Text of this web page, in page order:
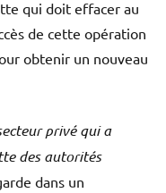
qui doit effacer au
de cette opération
obtenir un nouveau
privé qui a
des autorités
dans un